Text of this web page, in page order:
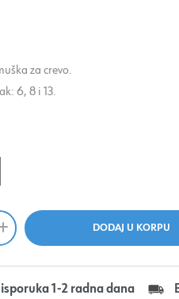
za crevo.
6, 8 i 13.
1-2 radna dana